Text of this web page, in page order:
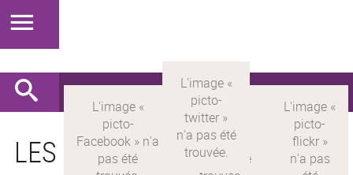
LES ÉCOLES D’ÉTÉ